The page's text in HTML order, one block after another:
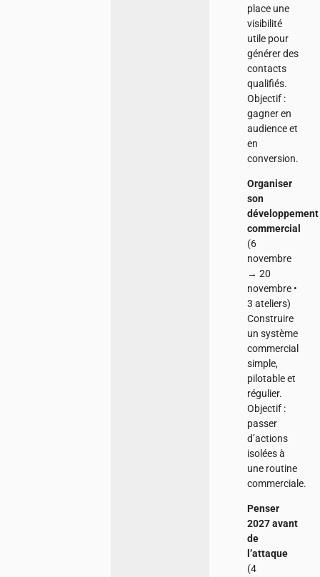
place une
visibilité
utile pour
générer des
contacts
qualifiés.
Objectif :
gagner en
audience et
en
conversion.
Organiser
son
développement
commercial
(6
novembre
→ 20
novembre •
3 ateliers)
Construire
un système
commercial
simple,
pilotable et
régulier.
Objectif :
passer
d’actions
isolées à
une routine
commerciale.
Penser
2027 avant
de
l’attaque
(4